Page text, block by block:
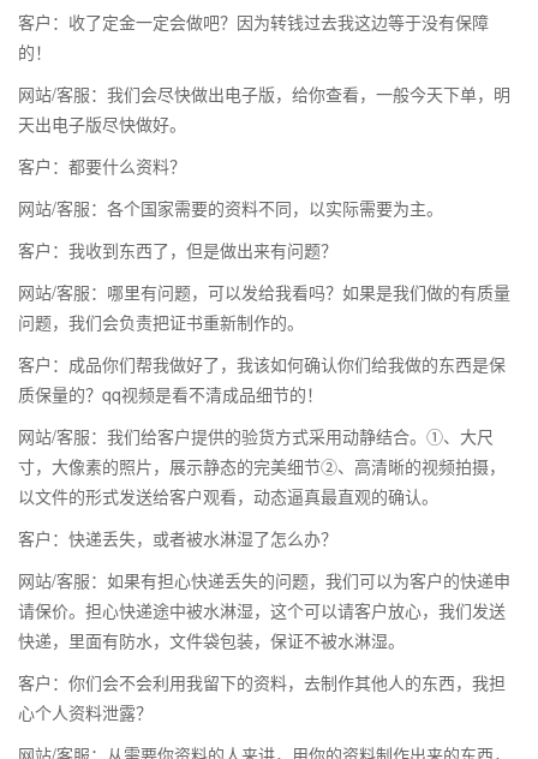
客户：收了定金一定会做吧？因为转钱过去我这边等于没有保障
的！
网站/客服：我们会尽快做出电子版，给你查看，一般今天下单，明
天出电子版尽快做好。
客户：都要什么资料？
网站/客服：各个国家需要的资料不同，以实际需要为主。
客户：我收到东西了，但是做出来有问题？
网站/客服：哪里有问题，可以发给我看吗？如果是我们做的有质量
问题，我们会负责把证书重新制作的。
客户：成品你们帮我做好了，我该如何确认你们给我做的东西是保
质保量的？qq视频是看不清成品细节的！
网站/客服：我们给客户提供的验货方式采用动静结合。①、大尺
寸，大像素的照片，展示静态的完美细节②、高清晰的视频拍摄，
以文件的形式发送给客户观看，动态逼真最直观的确认。
客户：快递丢失，或者被水淋湿了怎么办？
网站/客服：如果有担心快递丢失的问题，我们可以为客户的快递申
请保价。担心快递途中被水淋湿，这个可以请客户放心，我们发送
快递，里面有防水，文件袋包装，保证不被水淋湿。
客户：你们会不会利用我留下的资料，去制作其他人的东西，我担
心个人资料泄露？
网站/客服：从需要你资料的人来讲，用你的资料制作出来的东西，